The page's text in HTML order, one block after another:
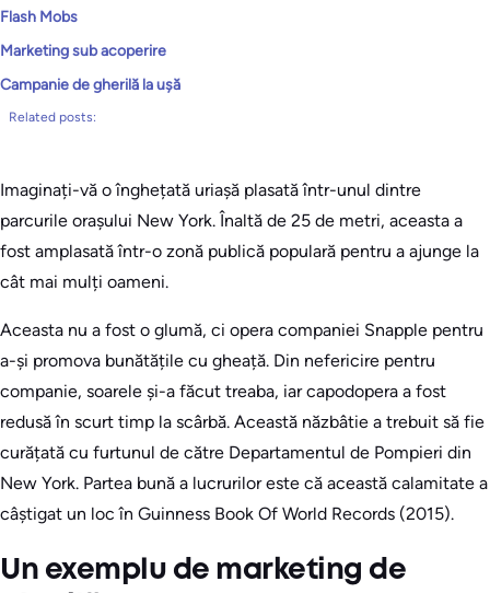
Flash Mobs
Marketing sub acoperire
Campanie de gherilă la ușă
Related posts:
Imaginați-vă o înghețată uriașă plasată într-unul dintre
parcurile orașului New York. Înaltă de 25 de metri, aceasta a
fost amplasată într-o zonă publică populară pentru a ajunge la
cât mai mulți oameni.
Aceasta nu a fost o glumă, ci opera companiei Snapple pentru
a-și promova bunătățile cu gheață. Din nefericire pentru
companie, soarele și-a făcut treaba, iar capodopera a fost
redusă în scurt timp la scârbă. Această năzbâtie a trebuit să fie
curățată cu furtunul de către Departamentul de Pompieri din
New York. Partea bună a lucrurilor este că această calamitate a
câștigat un loc în Guinness Book Of World Records (2015).
Un exemplu de marketing de